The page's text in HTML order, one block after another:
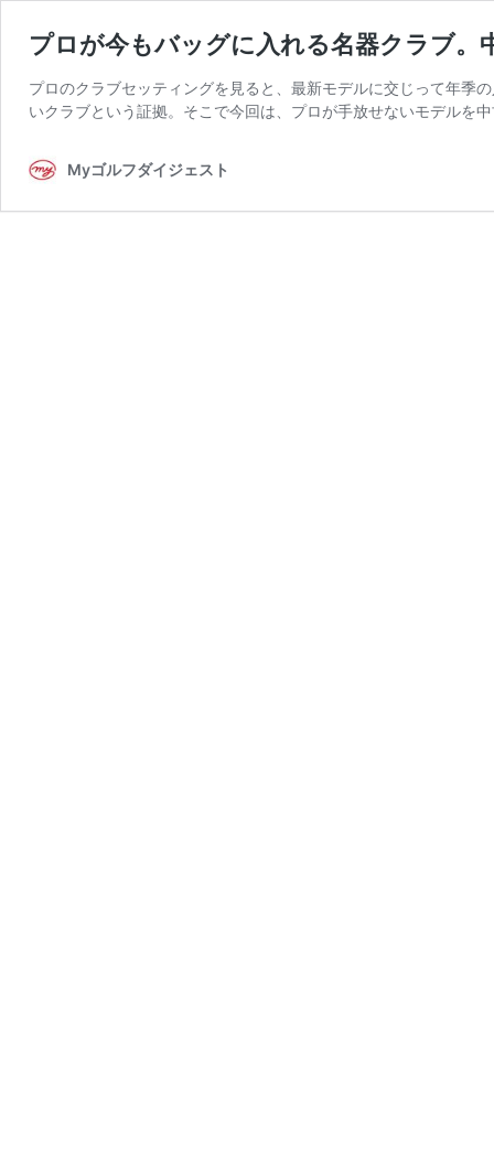
プロが今もバッグに入れる名器クラブ
プロのクラブセッティングを見ると、最新モデルに交じって年季
いクラブという証拠。そこで今回は、プロが手放せないモデルを
Myゴルフダイジェスト